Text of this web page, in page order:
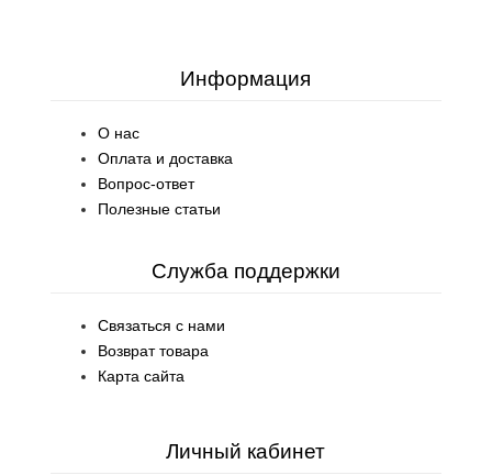
Информация
О нас
Оплата и доставка
Вопрос-ответ
Полезные статьи
Служба поддержки
Связаться с нами
Возврат товара
Карта сайта
Личный кабинет